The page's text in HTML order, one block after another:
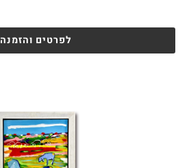
לפרטים והזמנה